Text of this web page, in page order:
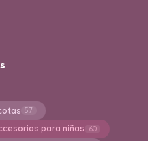
57
para niñas 60